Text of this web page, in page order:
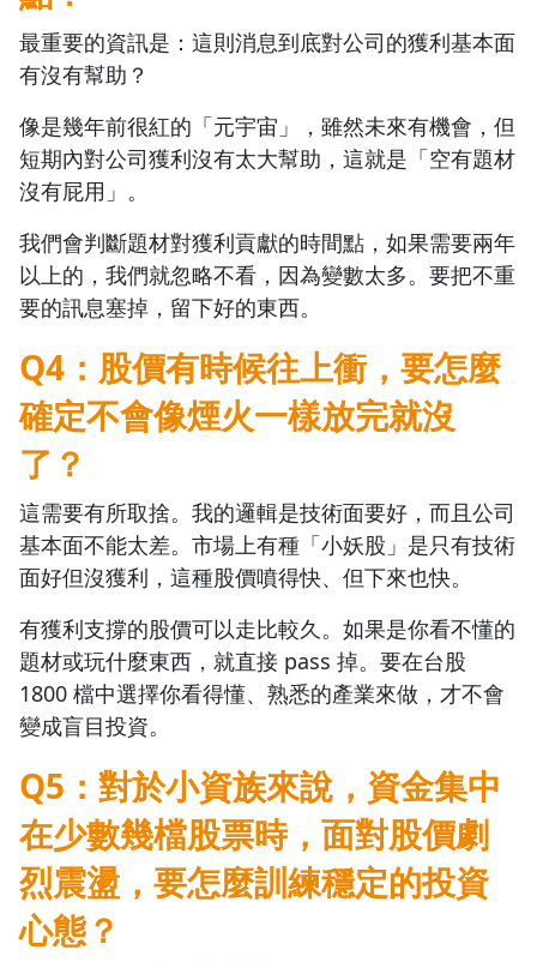
最重要的資訊是：這則消息到底對公司的獲利基本面
有沒有幫助？
像是幾年前很紅的「元宇宙」，雖然未來有機會，但
短期內對公司獲利沒有太大幫助，這就是「空有題材
沒有屁用」。
我們會判斷題材對獲利貢獻的時間點，如果需要兩年
以上的，我們就忽略不看，因為變數太多。要把不重
要的訊息塞掉，留下好的東西。
Q4：股價有時候往上衝，要怎麼
確定不會像煙火一樣放完就沒
了？
這需要有所取捨。我的邏輯是技術面要好，而且公司
基本面不能太差。市場上有種「小妖股」是只有技術
面好但沒獲利，這種股價噴得快、但下來也快。
有獲利支撐的股價可以走比較久。如果是你看不懂的
題材或玩什麼東西，就直接 pass 掉。要在台股
1800 檔中選擇你看得懂、熟悉的產業來做，才不會
變成盲目投資。
Q5：對於小資族來說，資金集中
在少數幾檔股票時，面對股價劇
烈震盪，要怎麼訓練穩定的投資
心態？